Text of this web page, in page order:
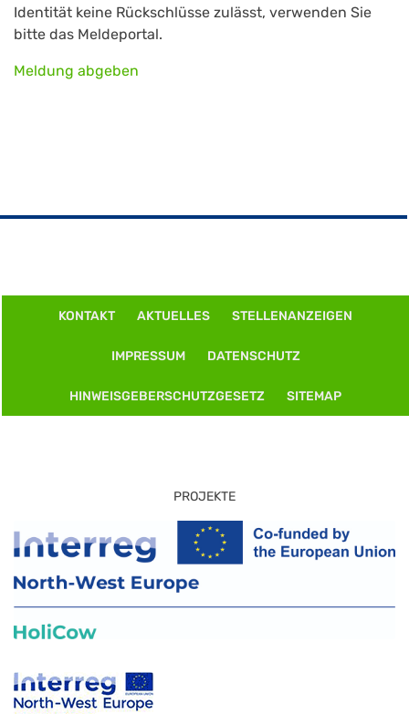
Identität keine Rückschlüsse zulässt, verwenden Sie
bitte das Meldeportal.
Meldung abgeben
KONTAKT AKTUELLES STELLENANZEIGEN
IMPRESSUM DATENSCHUTZ
HINWEISGEBERSCHUTZGESETZ SITEMAP
PROJEKTE